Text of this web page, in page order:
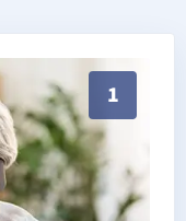
1
in Luisenthal